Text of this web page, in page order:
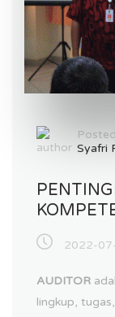
Syafri
2022-
AUDITOR
lingkup,